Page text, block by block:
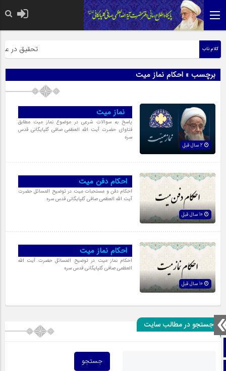
کلام ناب تحقیق در
برچسب » احکام نماز میت
نماز میت
پاسخ به سوالات شرعی در موضوع نماز میت مطابق
فتاوای حضرت آیت الله العظمی صافی گلپایگانی قدس
سره
احكام دفن میت
احکام دفن و مستحبات میت در توضیح المسائل حضرت
آیت الله العظمی صافی گلپایگانی قدس سره
احکام نماز میت
احکام نماز میت در توضیح المسائل حضرت آیت الله
العظمی صافی گلپایگانی قدس سره
جستجو در مطالب سایت